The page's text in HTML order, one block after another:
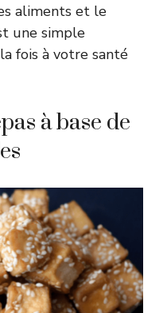
aliments et le
une simple
fois à votre santé
à base de